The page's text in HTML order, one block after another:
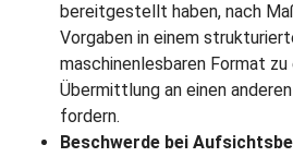
bereitgestellt haben, nach
Vorgaben in einem
maschinenlesbaren Format
Übermittlung an einen
fordern.
Beschwerde bei